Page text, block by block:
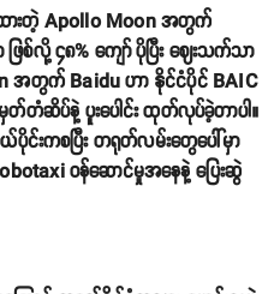
းတဲ့ Apollo Moon အတွက်
စ်လို့ ၄၈% ကျော် ပိုပြီး ဈေးသက်သာ
အတွက် Baidu ဟာ နိုင်ငံပိုင် BAIC
တံဆိပ်နဲ့ ပူးပေါင်း ထုတ်လုပ်ခဲ့တာပါ။
င်းကစပြီး တရုတ်လမ်းတွေပေါ်မှာ
ဝန်ဆောင်မှုအနေနဲ့ ပြေးဆွဲ